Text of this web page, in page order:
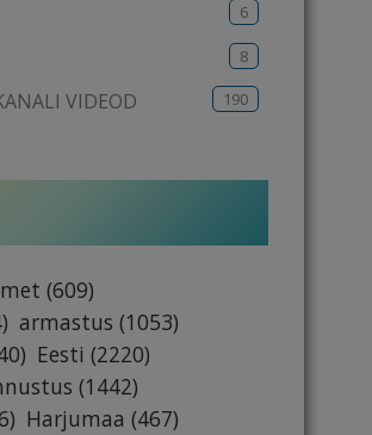
6
8
VIDEOD 190
(609)
armastus (1053)
Eesti (2220)
(1442)
Harjumaa (467)